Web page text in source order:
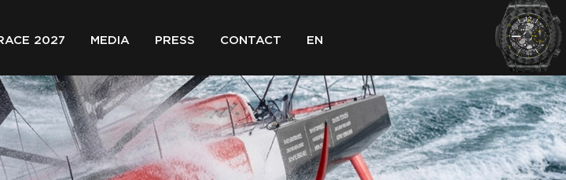
2027 MEDIA PRESS CONTACT EN